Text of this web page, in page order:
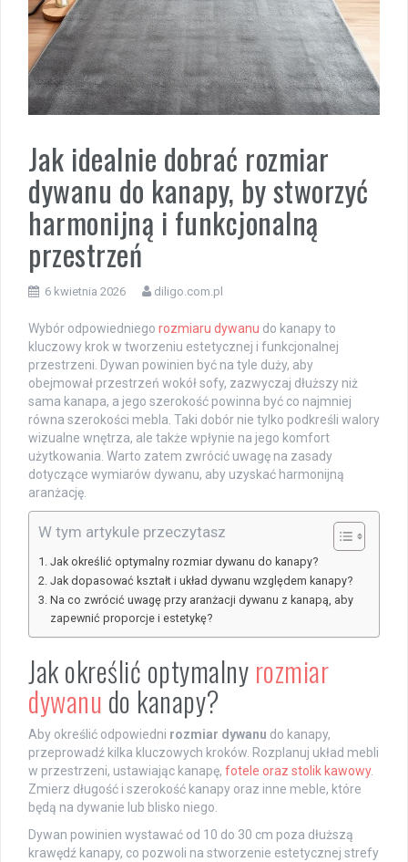
Jak idealnie dobrać rozmiar
dywanu do kanapy, by stworzyć
harmonijną i funkcjonalną
przestrzeń
6 kwietnia 2026 diligo.com.pl
Wybór odpowiedniego rozmiaru dywanu do kanapy to
kluczowy krok w tworzeniu estetycznej i funkcjonalnej
przestrzeni. Dywan powinien być na tyle duży, aby
obejmował przestrzeń wokół sofy, zazwyczaj dłuższy niż
sama kanapa, a jego szerokość powinna być co najmniej
równa szerokości mebla. Taki dobór nie tylko podkreśli walory
wizualne wnętrza, ale także wpłynie na jego komfort
użytkowania. Warto zatem zwrócić uwagę na zasady
dotyczące wymiarów dywanu, aby uzyskać harmonijną
aranżację.
W tym artykule przeczytasz
Jak określić optymalny rozmiar dywanu do kanapy?
Jak dopasować kształt i układ dywanu względem kanapy?
Na co zwrócić uwagę przy aranżacji dywanu z kanapą, aby
zapewnić proporcje i estetykę?
Jak określić optymalny rozmiar
dywanu do kanapy?
Aby określić odpowiedni rozmiar dywanu do kanapy,
przeprowadź kilka kluczowych kroków. Rozplanuj układ mebli
w przestrzeni, ustawiając kanapę, fotele oraz stolik kawowy.
Zmierz długość i szerokość kanapy oraz inne meble, które
będą na dywanie lub blisko niego.
Dywan powinien wystawać od 10 do 30 cm poza dłuższą
krawędź kanapy, co pozwoli na stworzenie estetycznej strefy